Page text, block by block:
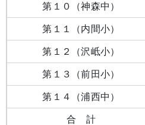
第１０（神森中）
第１１（内間小）
第１２（沢岻小）
第１３（前田小）
第１４（浦西中）
合 計